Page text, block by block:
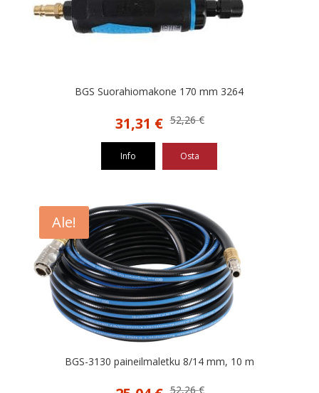
BGS Suorahiomakone 170 mm 3264
52,26€
Alkuperäinen
52,26 €.
31,31 €Nykyinen
31,31 €.
Info Osta
Ale!
BGS-3130 paineilmaletku 8/14 mm, 10 m
52,26€
Alkuperäinen
Nykyinen